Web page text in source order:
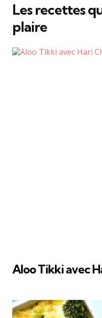
Les recettes
plaire
Aloo Tikki avec